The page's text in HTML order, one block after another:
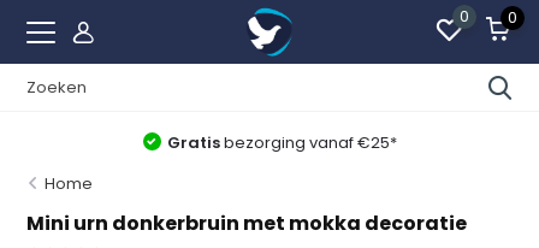
0 0
Gratisbezorging vanaf €25*
Home
Mini urn donkerbruin met mokka decoratie